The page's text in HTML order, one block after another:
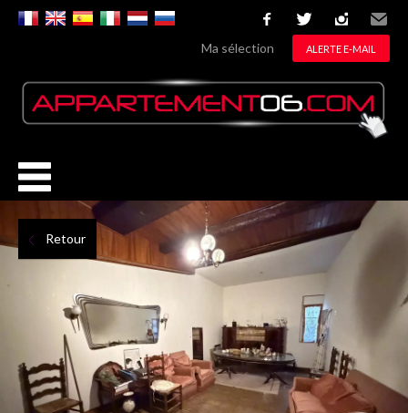
facebooktwitterinstagram
Email
Ma sélection ALERTE E-MAIL
Retour